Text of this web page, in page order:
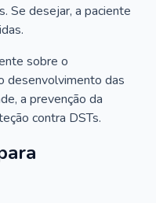
Se desejar, a paciente
sobre o
desenvolvimento das
a prevenção da
contra DSTs.